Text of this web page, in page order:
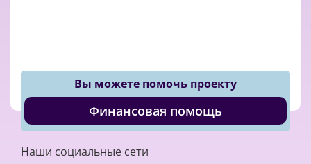
Вы можете помочь проекту
Финансовая помощь
Наши социальные сети